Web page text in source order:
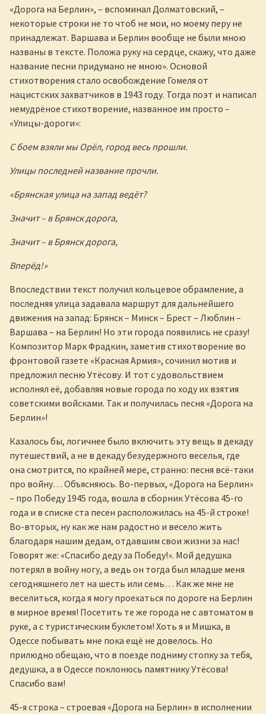
«Дорога на Берлин», – вспоминал Долматовский, –
некоторые строки не то чтоб не мои, но моему перу не
принадлежат. Варшава и Берлин вообще не были мною
названы в тексте. Положа руку на сердце, скажу, что даже
название песни придумано не мною». Основой
стихотворения стало освобождение Гомеля от
нацистских захватчиков в 1943 году. Тогда поэт и написал
немудрёное стихотворение, названное им просто –
«Улицы-дороги»:
С боем взяли мы Орёл, город весь прошли.
Улицы последней название прочли.
«Брянская улица на запад ведёт?
Значит – в Брянск дорога,
Значит – в Брянск дорога,
Вперёд!»
Впоследствии текст получил кольцевое обрамление, а
последняя улица задавала маршрут для дальнейшего
движения на запад: Брянск – Минск – Брест – Люблин –
Варшава – на Берлин! Но эти города появились не сразу!
Композитор Марк Фрадкин, заметив стихотворение во
фронтовой газете «Красная Армия», сочинил мотив и
предложил песню Утёсову. И тот с удовольствием
исполнял её, добавляя новые города по ходу их взятия
советскими войсками. Так и получилась песня «Дорога на
Берлин»!
Казалось бы, логичнее было включить эту вещь в декаду
путешествий, а не в декаду безудержного веселья, где
она смотрится, по крайней мере, странно: песня всё-таки
про войну… Объясняюсь. Во-первых, «Дорога на Берлин»
– про Победу 1945 года, вошла в сборник Утёсова 45-го
года и в списке ста песен расположилась на 45-й строке!
Во-вторых, ну как же нам радостно и весело жить
благодаря нашим дедам, отдавшим свои жизни за нас!
Говорят же: «Спасибо деду за Победу!». Мой дедушка
потерял в войну ногу, а ведь он тогда был младше меня
сегодняшнего лет на шесть или семь… Как же мне не
веселиться, когда я могу проехаться по дороге на Берлин
в мирное время! Посетить те же города не с автоматом в
руке, а с туристическим буклетом! Хоть я и Мишка, в
Одессе побывать мне пока ещё не довелось. Но
прилюдно обещаю, что в поезде подниму стопку за тебя,
дедушка, а в Одессе поклонюсь памятнику Утёсова!
Спасибо вам!
45-я строка – строевая «Дорога на Берлин» в исполнении